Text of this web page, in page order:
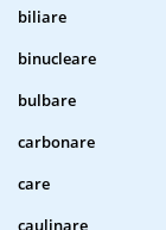
biliare
binucleare
bulbare
carbonare
care
caulinare